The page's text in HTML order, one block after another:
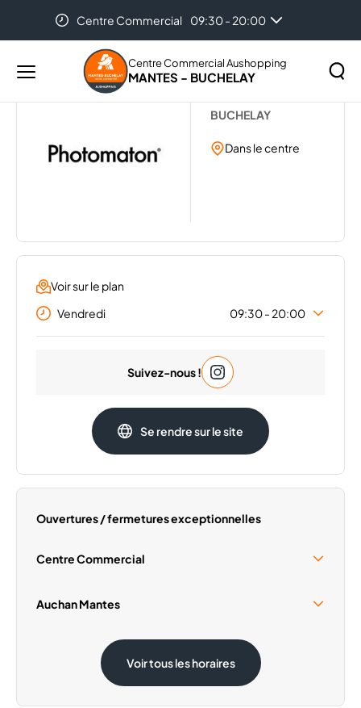
Centre Commercial 09:30 - 20:00
Menu
principal
Centre Commercial Aushopping
MANTES - BUCHELAY
... PHOTOMATON
BUCHELAY
Dans le centre
Voir sur le plan
Vendredi
09:30 - 20:00
09:30 - 20:00
09:30 - 20:00
09:30 - 20:00
Samedi
09:30 - 20:00
Suivez-nous !
Se rendre sur le site
Ouvertures / fermetures exceptionnelles
Centre Commercial
Samedi 15 Août
Auchan Mantes
Samedi 15 Août
08:30 - 20:00
Dimanche 1 Novembre
08:30 - 12:30
Voir tous les horaires